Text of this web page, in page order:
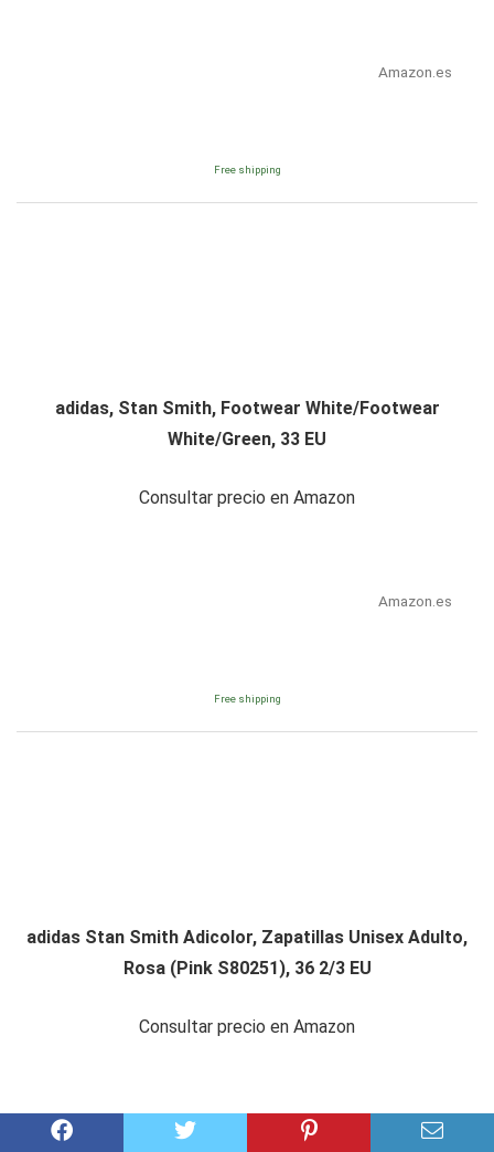
Amazon.es
Free shipping
adidas, Stan Smith, Footwear White/Footwear
White/Green, 33 EU
Consultar precio en Amazon
Amazon.es
Free shipping
adidas Stan Smith Adicolor, Zapatillas Unisex Adulto,
Rosa (Pink S80251), 36 2/3 EU
Consultar precio en Amazon
Amazon.es